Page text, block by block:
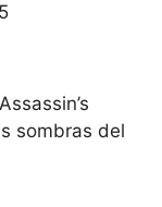
Assassin’s
sombras del